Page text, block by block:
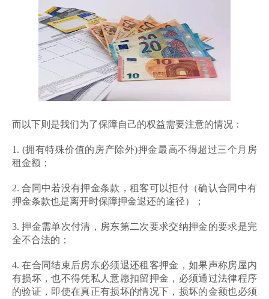
而以下则是我们为了保障自己的权益需要注意的情况：
1. (拥有特殊价值的房产除外)押金最高不得超过三个月房
租金额；
2. 合同中若没有押金条款，租客可以拒付（确认合同中有
押金条款也是离开时保障押金退还的途径）；
3. 押金需单次付清，房东第二次要求交纳押金的要求是完
全不合法的；
4. 在合同结束后房东必须退还租客押金，如果声称房屋内
有损坏，也不得凭私人意愿扣留押金，必须通过法律程序
的验证，即使在真正有损坏的情况下，损坏的金额也必须